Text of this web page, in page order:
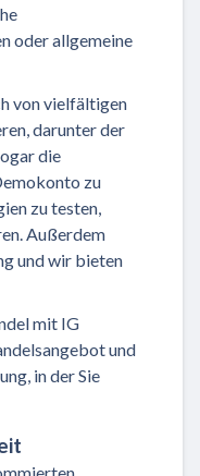
oder allgemeine
von vielfältigen
darunter der
die
zu
zu testen,
Außerdem
und wir bieten
mit IG
und
in der Sie